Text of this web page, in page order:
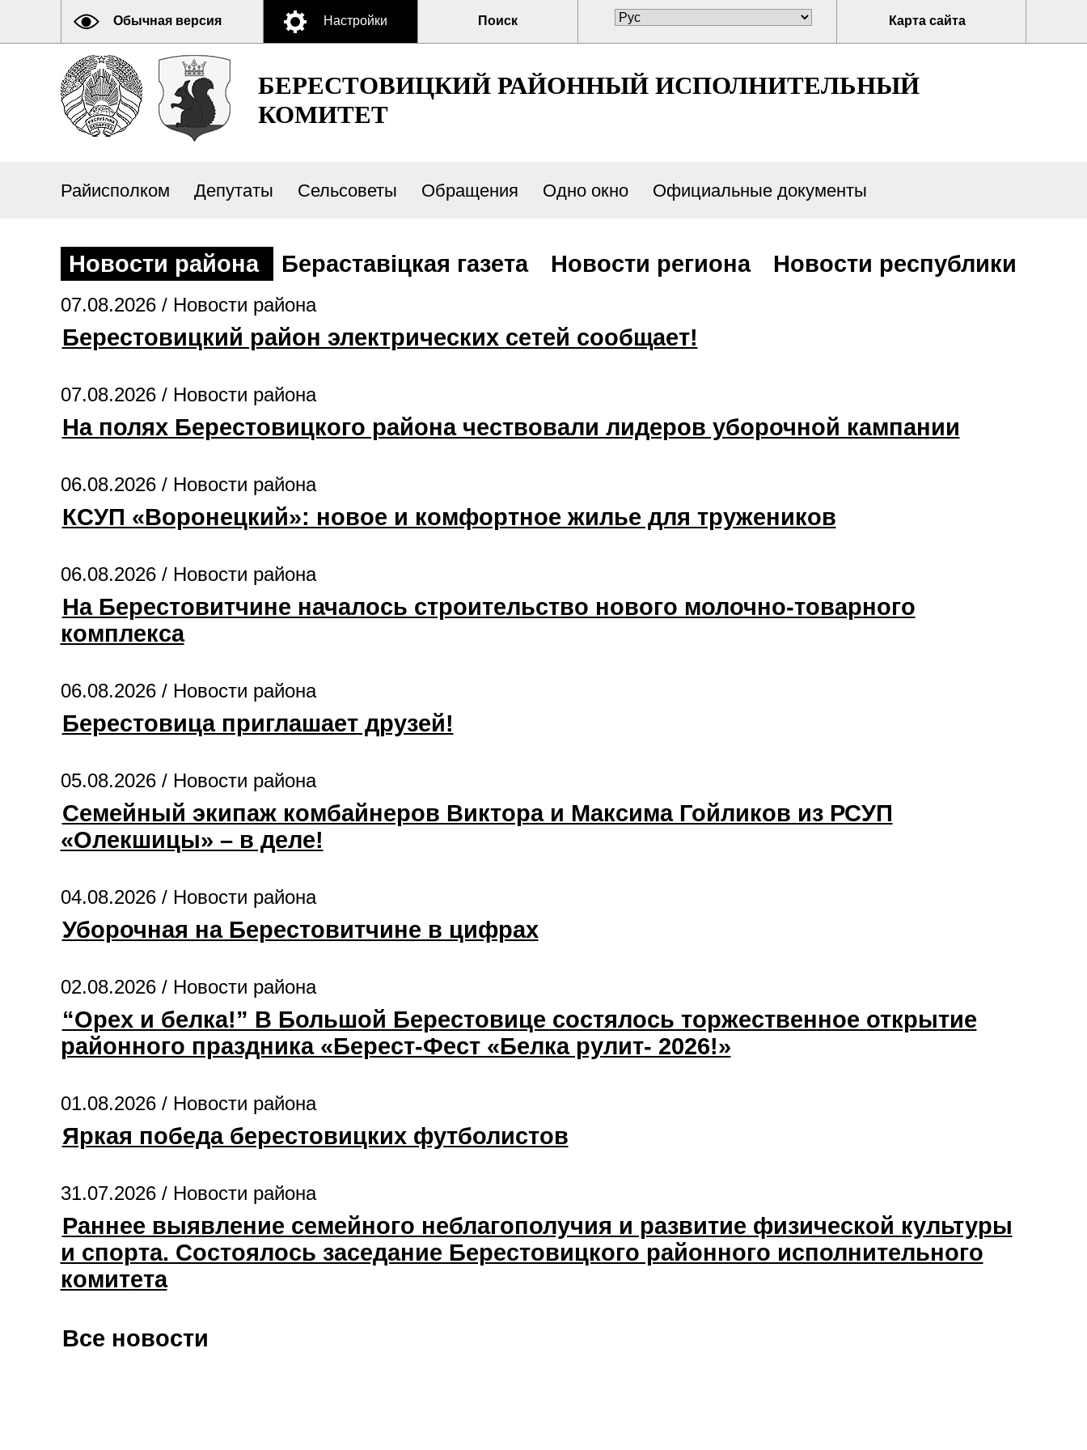
Обычная версия Настройки Поиск Карта сайта
БЕРЕСТОВИЦКИЙ РАЙОННЫЙ ИСПОЛНИТЕЛЬНЫЙ
КОМИТЕТ
Райисполком Депутаты Сельсоветы Обращения Одно окно Официальные документы
Новости района Бераставiцкая газета Новости региона Новости республики
07.08.2026 / Новости района
Берестовицкий район электрических сетей сообщает!
07.08.2026 / Новости района
На полях Берестовицкого района чествовали лидеров уборочной кампании
06.08.2026 / Новости района
КСУП «Воронецкий»: новое и комфортное жилье для тружеников
06.08.2026 / Новости района
На Берестовитчине началось строительство нового молочно-товарного
комплекса
06.08.2026 / Новости района
Берестовица приглашает друзей!
05.08.2026 / Новости района
Семейный экипаж комбайнеров Виктора и Максима Гойликов из РСУП
«Олекшицы» – в деле!
04.08.2026 / Новости района
Уборочная на Берестовитчине в цифрах
02.08.2026 / Новости района
“Орех и белка!” В Большой Берестовице состялось торжественное открытие
районного праздника «Берест-Фест «Белка рулит- 2026!»
01.08.2026 / Новости района
Яркая победа берестовицких футболистов
31.07.2026 / Новости района
Раннее выявление семейного неблагополучия и развитие физической культуры
и спорта. Состоялось заседание Берестовицкого районного исполнительного
комитета
Все новости